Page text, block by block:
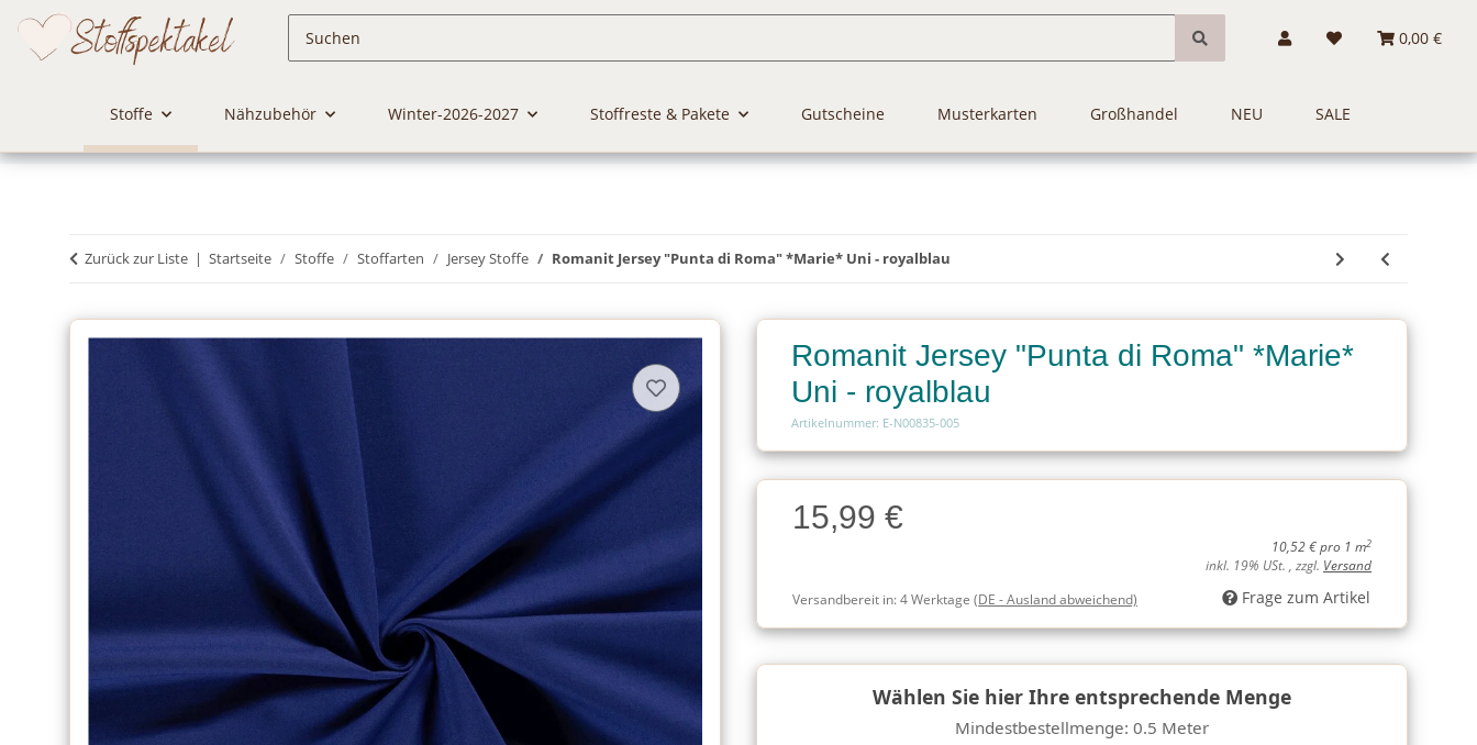
0,00 €
Stoffe Nähzubehör Winter-2026-2027 Stoffreste & Pakete Gutscheine Musterkarten Großhandel NEU SALE
Zurück zur Liste Startseite Stoffe Stoffarten Jersey Stoffe Romanit Jersey "Punta di Roma" *Marie* Uni - royalblau
Romanit Jersey "Punta di Roma" *Marie*
Uni - royalblau
Artikelnummer: E-N00835-005
Charge
Charge15,99 €
10,52 € pro 1 m2
inkl. 19% USt. , zzgl. Versand
Versandbereit in:4 Werktage (DE - Ausland abweichend) Frage zum Artikel
Wählen Sie hier Ihre entsprechende Menge
Mindestbestellmenge: 0.5 Meter